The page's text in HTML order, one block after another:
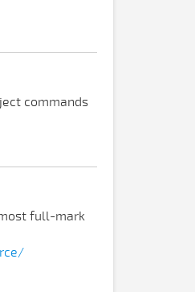
commands
full-mark